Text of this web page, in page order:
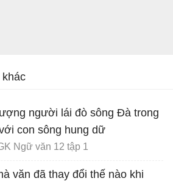
khác
người lái đò sông Đà trong
con sông hung dữ
Ngữ văn 12 tập 1
văn đã thay đổi thế nào khi